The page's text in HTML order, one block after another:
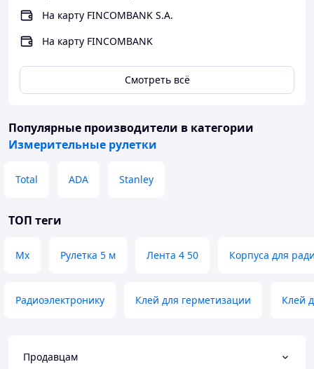
На карту FINCOMBANK S.A.
На карту FINCOMBANK
Смотреть всё
Популярные производители в категории
Измерительные рулетки
Total ADA Stanley
ТОП теги
Мх Рулетка 5 м Лента 4 50 Корпуса для
Радиоэлектронику Клей для герметизации Клей
Продавцам